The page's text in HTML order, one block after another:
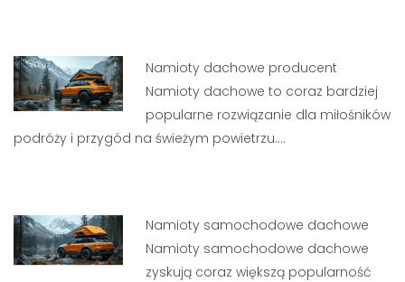
Namioty dachowe producent
Namioty dachowe to coraz bardziej
popularne rozwiązanie dla miłośników
podróży i przygód na świeżym powietrzu.…
Namioty samochodowe dachowe
Namioty samochodowe dachowe
zyskują coraz większą popularność